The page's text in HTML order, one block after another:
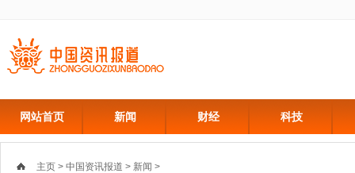
网站首页 新闻 财经 科技
主页 > 中国资讯报道 > 新闻 >